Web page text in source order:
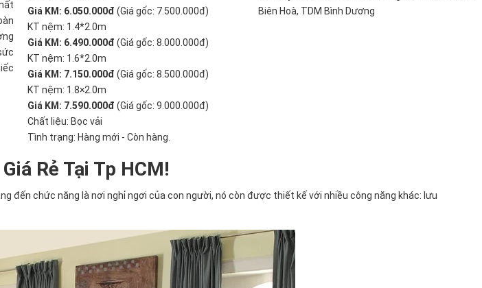
Giá KM: 6.050.000đ (Giá gốc: 7.500.000đ)
KT nệm: 1.4*2.0m
Giá KM: 6.490.000đ (Giá gốc: 8.000.000đ)
KT nệm: 1.6*2.0m
Giá KM: 7.150.000đ (Giá gốc: 8.500.000đ)
KT nệm: 1.8×2.0m
Giá KM: 7.590.000đ (Giá gốc: 9.000.000đ)
Chất liệu: Bọc vải
Tình trạng: Hàng mới - Còn hàng.
Biên Hoà, TDM Bình Dương
Rẻ Tại Tp HCM!
đến chức năng là nơi nghỉ ngơi của con người, nó còn được thiết kế với nhiều công năng khác: lưu